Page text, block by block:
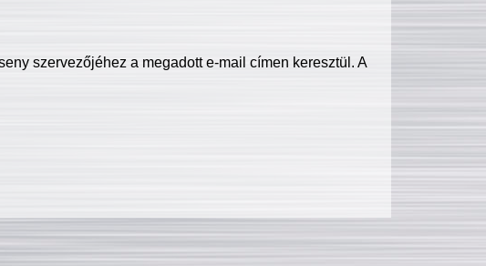
szervezőjéhez a megadott e-mail címen keresztül. A